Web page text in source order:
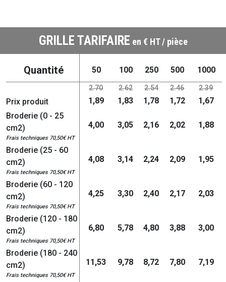
GRILLE TARIFAIRE en € HT / pièce
Quantité 50 100 250 500 1000
2.70 2.62 2.54 2.46 2.39
Prix produit 1,89 1,83 1,78 1,72
1,67
Broderie (0 - 25
cm2)
Frais techniques 70,50€ HT
4,00 3,05 2,16 2,02 1,88
Broderie (25 - 60
cm2)
Frais techniques 70,50€ HT
4,08 3,14 2,24 2,09 1,95
Broderie (60 - 120
cm2)
Frais techniques 70,50€ HT
4,25 3,30 2,40 2,17 2,03
Broderie (120 - 180
cm2)
Frais techniques 70,50€ HT
6,80 5,78 4,80 3,88 3,00
Broderie (180 - 240
cm2)
Frais techniques 70,50€ HT
11,53 9,78 8,72 7,80 7,19